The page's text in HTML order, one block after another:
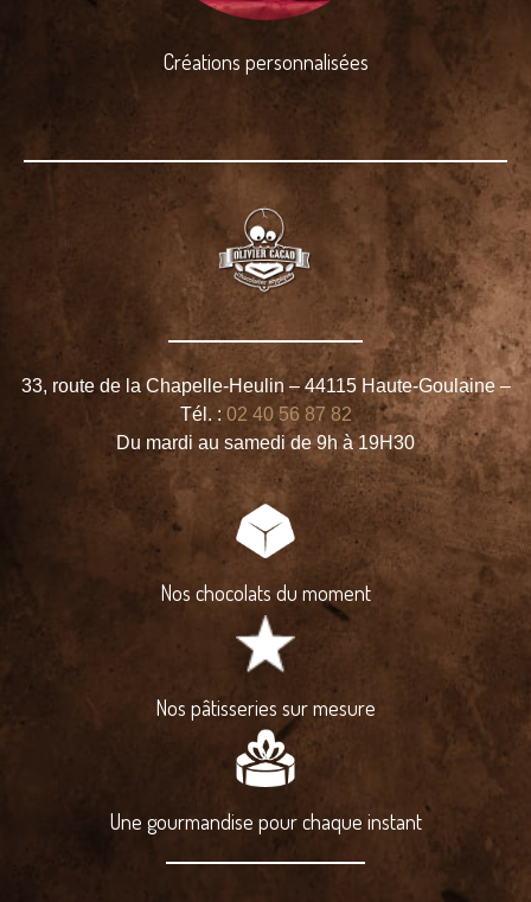
Créations personnalisées
33, route de la Chapelle-Heulin – 44115 Haute-Goulaine –
Tél. : 02 40 56 87 82
Du mardi au samedi de 9h à 19H30
Nos chocolats du moment
Nos pâtisseries sur mesure
Une gourmandise pour chaque instant